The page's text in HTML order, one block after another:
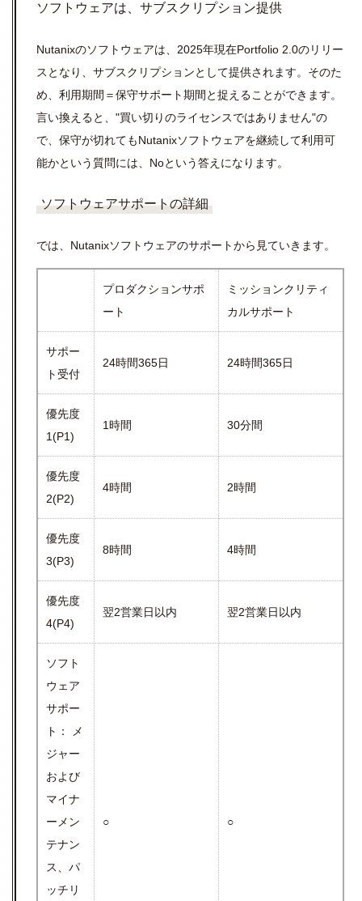
ソフトウェアは、サブスクリプション提供
Nutanixのソフトウェアは、2025年現在Portfolio 2.0のリリー
スとなり、サブスクリプションとして提供されます。そのた
め、利用期間＝保守サポート期間と捉えることができます。
言い換えると、"買い切りのライセンスではありません"の
で、保守が切れてもNutanixソフトウェアを継続して利用可
能かという質問には、Noという答えになります。
ソフトウェアサポートの詳細
では、Nutanixソフトウェアのサポートから見ていきます。
プロダクションサポ
ート
ミッションクリティ
カルサポート
サポー
ト受付
24時間365日 24時間365日
優先度
1(P1)
1時間 30分間
優先度
2(P2)
4時間 2時間
優先度
3(P3)
8時間 4時間
優先度
4(P4)
翌2営業日以内 翌2営業日以内
ソフト
ウェア
サポー
ト： メ
ジャー
および
マイナ
ーメン
テナン
ス、パ
ッチリ
○ ○